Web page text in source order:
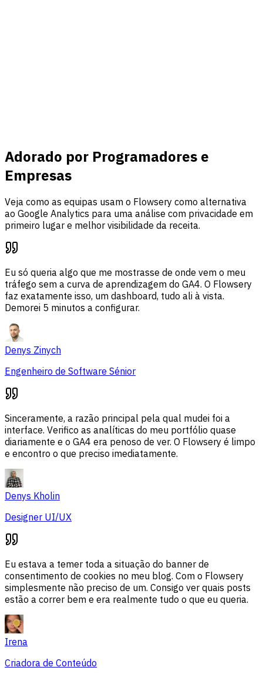
Adorado por Programadores e
Empresas
Veja como as equipas usam o Flowsery como alternativa
ao Google Analytics para uma análise com privacidade em
primeiro lugar e melhor visibilidade da receita.
Eu só queria algo que me mostrasse de onde vem o meu
tráfego sem a curva de aprendizagem do GA4. O Flowsery
faz exatamente isso, um dashboard, tudo ali à vista.
Demorei 5 minutos a configurar.
Denys Zinych
Engenheiro de Software Sénior
Sinceramente, a razão principal pela qual mudei foi a
interface. Verifico as analíticas do meu portfólio quase
diariamente e o GA4 era penoso de ver. O Flowsery é limpo
e encontro o que preciso imediatamente.
Denys Kholin
Designer UI/UX
Eu estava a temer toda a situação do banner de
consentimento de cookies no meu blog. Com o Flowsery
simplesmente não preciso de um. Consigo ver quais posts
estão a correr bem e era realmente tudo o que eu queria.
Irena
Criadora de Conteúdo